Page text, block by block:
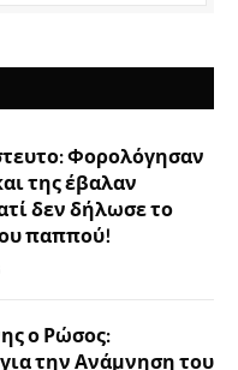
Φορολόγησαν
της έβαλαν
δεν δήλωσε το
παππού!
ο Ρώσος:
την Ανάμνηση του